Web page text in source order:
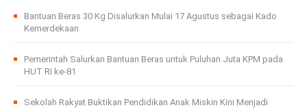
Bantuan Beras 30 Kg Disalurkan Mulai 17 Agustus sebagai Kado
Kemerdekaan
Pemerintah Salurkan Bantuan Beras untuk Puluhan Juta KPM pada
HUT RI ke-81
Sekolah Rakyat Buktikan Pendidikan Anak Miskin Kini Menjadi